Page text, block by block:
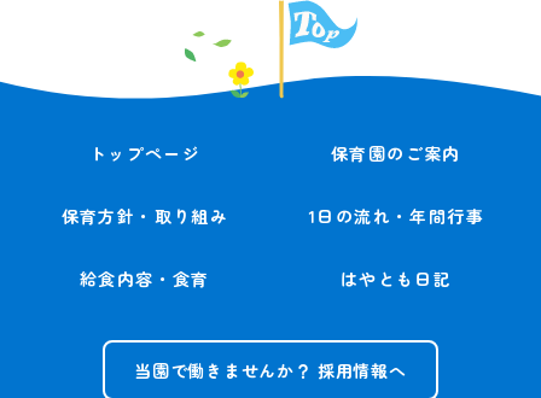
トップページ 保育園のご案内
保育方針・取り組み 1日の流れ・年間行事
給食内容・食育 はやとも日記
当園で働きませんか？ 採用情報へ